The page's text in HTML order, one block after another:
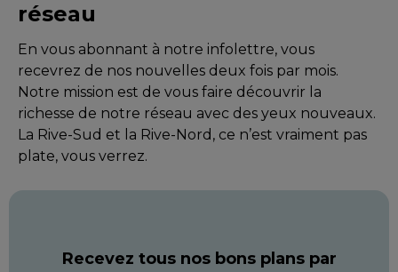
réseau
En vous abonnant à notre infolettre, vous
recevrez de nos nouvelles deux fois par mois.
Notre mission est de vous faire découvrir la
richesse de notre réseau avec des yeux nouveaux.
La Rive-Sud et la Rive-Nord, ce n’est vraiment pas
plate, vous verrez.
Recevez tous nos bons plans par